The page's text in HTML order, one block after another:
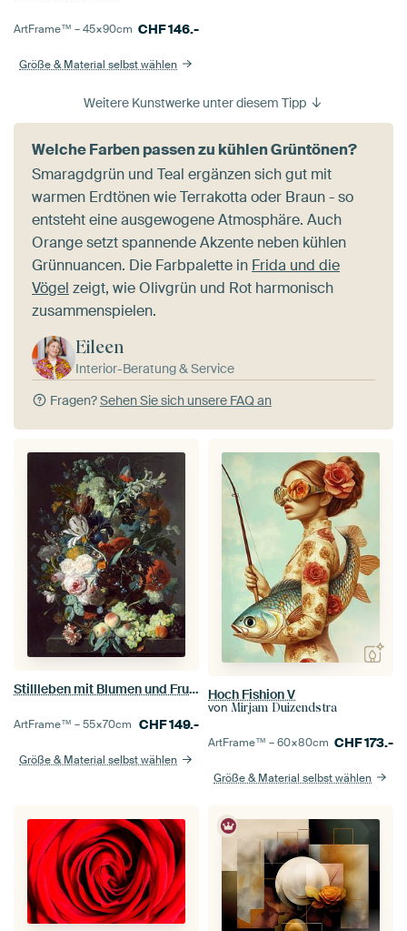
ArtFrame™ –45×90cm CHF146.-
Größe & Material selbst wählen
Weitere Kunstwerke unter diesem Tipp
Welche Farben passen zu kühlen Grüntönen?
Smaragdgrün und Teal ergänzen sich gut mit
warmen Erdtönen wie Terrakotta oder Braun - so
entsteht eine ausgewogene Atmosphäre. Auch
Orange setzt spannende Akzente neben kühlen
Grünnuancen. Die Farbpalette in Frida und die
Vögel zeigt, wie Olivgrün und Rot harmonisch
zusammenspielen.
Eileen
Interior-Beratung & Service
Fragen?Sehen Sie sich unsere FAQ an
Stillleben mit Blumen und Frucht, Jan van Huysum
ArtFrame™ –55×70cm CHF149.-
Größe & Material selbst wählen
Hoch Fishion V
von Mirjam Duizendstra
ArtFrame™ –60×80cm CHF173.-
Größe & Material selbst wählen